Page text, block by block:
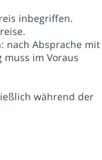
inbegriffen.
nach Absprache mit
im Voraus
während der